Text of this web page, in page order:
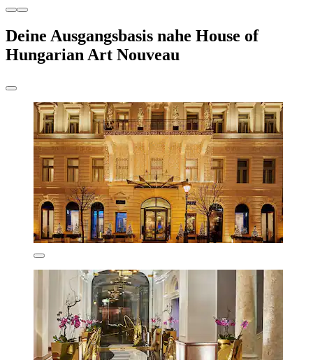
Deine Ausgangsbasis nahe House of
Hungarian Art Nouveau